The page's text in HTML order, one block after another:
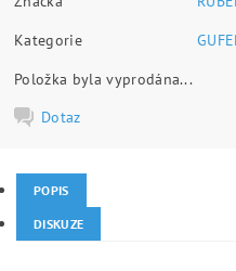
Kategorie
Položka byla vyprodána...
Dotaz
POPIS
DISKUZE